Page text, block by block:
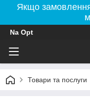
Якщо
Na Opt
Товари та послуги